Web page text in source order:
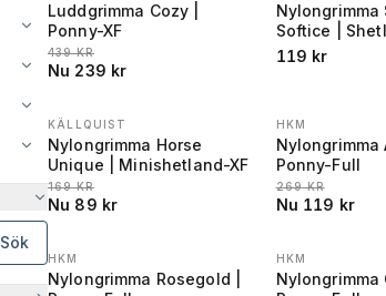
Sök
Luddgrimma Cozy |
Ponny-XF
LÄGSTA PRIS 30 DAGAR FÖRE REA:
439KR
Nu 239 kr
Nylongrimma
Softice |
119 kr
REA− 47 %
KÄLLQUIST
Nylongrimma Horse
Unique | Minishetland-XF
LÄGSTA PRIS 30 DAGAR FÖRE REA:
169KR
Nu 89 kr
REA
HKM
Nylongrimma
Ponny-Full
LÄGSTA PRIS
269KR
Nu 119 kr
HKM
Nylongrimma Rosegold |
HKM
Nylongrimma